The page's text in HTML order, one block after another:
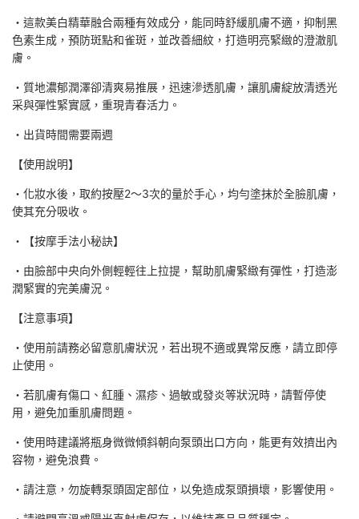
・這款美白精華融合兩種有效成分，能同時舒緩肌膚不適，抑制黑
色素生成，預防斑點和雀斑，並改善細紋，打造明亮緊緻的澄澈肌
膚。
・質地濃郁潤澤卻清爽易推展，迅速滲透肌膚，讓肌膚綻放清透光
采與彈性緊實感，重現青春活力。
・出貨時間需要兩週
【使用說明】
・化妝水後，取約按壓2～3次的量於手心，均勻塗抹於全臉肌膚，
使其充分吸收。
・【按摩手法小秘訣】
・由臉部中央向外側輕輕往上拉提，幫助肌膚緊緻有彈性，打造澎
潤緊實的完美膚況。
【注意事項】
・使用前請務必留意肌膚狀況，若出現不適或異常反應，請立即停
止使用。
・若肌膚有傷口、紅腫、濕疹、過敏或發炎等狀況時，請暫停使
用，避免加重肌膚問題。
・使用時建議將瓶身微微傾斜朝向泵頭出口方向，能更有效擠出內
容物，避免浪費。
・請注意，勿旋轉泵頭固定部位，以免造成泵頭損壞，影響使用。